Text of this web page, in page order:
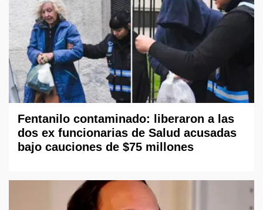
Fentanilo contaminado: liberaron a las
dos ex funcionarias de Salud acusadas
bajo cauciones de $75 millones